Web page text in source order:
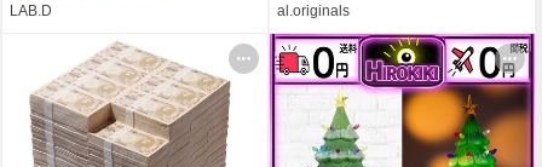
LAB.D al.originals